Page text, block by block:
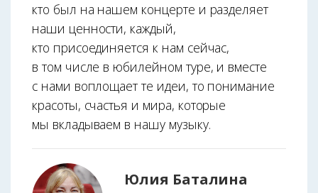
кто был на нашем концерте и разделяет
наши ценности, каждый,
кто присоединяется к нам сейчас,
в том числе в юбилейном туре, и вместе
с нами воплощает те идеи, то понимание
красоты, счастья и мира, которые
мы вкладываем в нашу музыку.
Юлия Баталина